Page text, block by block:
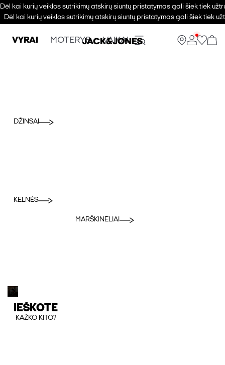
Dėl kai kurių veiklos sutrikimų atskirų siuntų pristatymas gali šiek tiek
Dėl kai kurių veiklos sutrikimų atskirų siuntų pristatymas gali šiek tiek
VYRAI MOTERYS VAIKAI
DŽINSAI
KELNĖS
MARŠKINĖLIAI
IEŠKOTE
KAŽKO KITO?